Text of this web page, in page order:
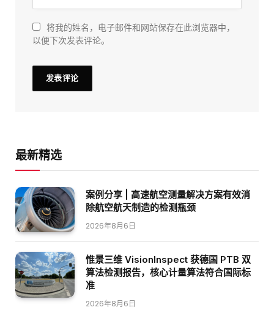
将我的姓名，电子邮件和网站保存在此浏览器中，
以便下次发表评论。
最新精选
案例分享 | 高速航空测量解决方案有效消
除航空航天制造的检测瓶颈
2026年8月6日
惟景三维 VisionInspect 获德国 PTB 双
算法检测报告，核心计量算法符合国际标
准
2026年8月6日